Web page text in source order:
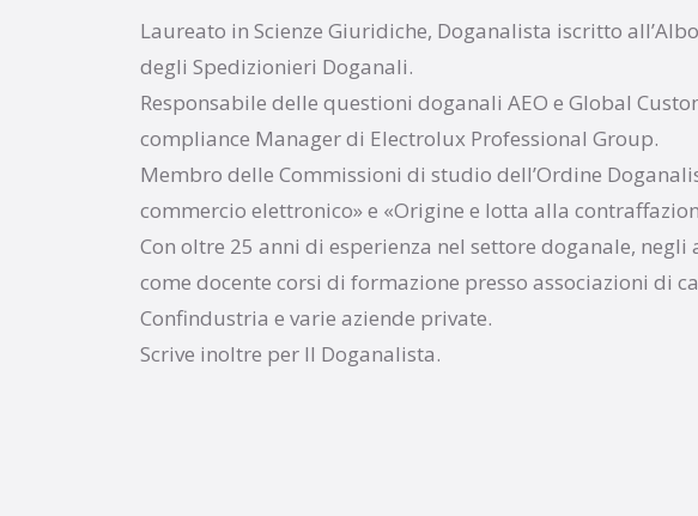
Laureato in Scienze Giuridiche, Doganalista iscritto
degli Spedizionieri Doganali.
Responsabile delle questioni doganali AEO e Global
compliance Manager di Electrolux Professional Group.
Membro delle Commissioni di studio dell’Ordine
commercio elettronico» e «Origine e lotta alla
Con oltre 25 anni di esperienza nel settore doganale, negli
come docente corsi di formazione presso associazioni di
Confindustria e varie aziende private.
Scrive inoltre per Il Doganalista.